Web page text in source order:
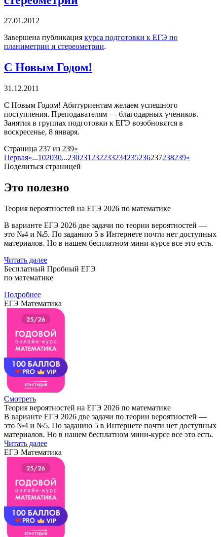
27.01.2012
Завершена публикация курса подготовки к ЕГЭ по
планиметрии и стереометрии.
С Новым Годом!
31.12.2011
С Новым Годом! Абитуриентам желаем успешного
поступления. Преподавателям — благодарных учеников.
Занятия в группах подготовки к ЕГЭ возобновятся в
воскресенье, 8 января.
Страница 237 из 239«
Первая«...102030...230231 232233234235236237238239»
Поделиться страницей
Это полезно
Теория вероятностей на ЕГЭ 2026 по математике
В варианте ЕГЭ 2026 две задачи по теории вероятностей —
это №4 и №5. По заданию 5 в Интернете почти нет доступных
материалов. Но в нашем бесплатном мини-курсе все это есть.
Читать далее
Бесплатный Пробный ЕГЭ
по математике
Подробнее
ЕГЭ Математика
Смотреть
Теория вероятностей на ЕГЭ 2026 по математике
В варианте ЕГЭ 2026 две задачи по теории вероятностей —
это №4 и №5. По заданию 5 в Интернете почти нет доступных
материалов. Но в нашем бесплатном мини-курсе все это есть.
Читать далее
ЕГЭ Математика